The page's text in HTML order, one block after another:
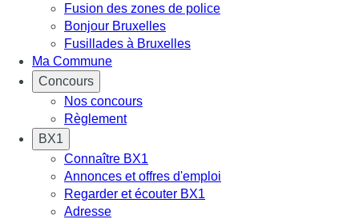
Fusion des zones de police
Bonjour Bruxelles
Fusillades à Bruxelles
Ma Commune
Concours
Nos concours
Règlement
BX1
Connaître BX1
Annonces et offres d'emploi
Regarder et écouter BX1
Adresse